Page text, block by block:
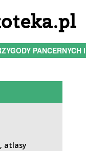
atlasy